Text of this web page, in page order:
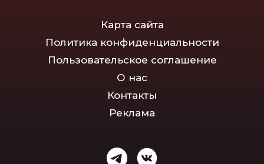
Карта сайта
Политика конфиденциальности
Пользовательское соглашение
О нас
Контакты
Реклама